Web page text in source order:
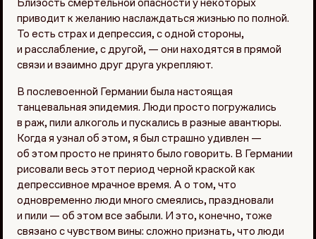
Близость смертельной опасности у некоторых
приводит к желанию наслаждаться жизнью по полной.
То есть страх и депрессия, с одной стороны,
и расслабление, с другой, — они находятся в прямой
связи и взаимно друг друга укрепляют.
В послевоенной Германии была настоящая
танцевальная эпидемия. Люди просто погружались
в раж, пили алкоголь и пускались в разные авантюры.
Когда я узнал об этом, я был страшно удивлен —
об этом просто не принято было говорить. В Германии
рисовали весь этот период черной краской как
депрессивное мрачное время. А о том, что
одновременно люди много смеялись, праздновали
и пили — об этом все забыли. И это, конечно, тоже
связано с чувством вины: сложно признать, что люди